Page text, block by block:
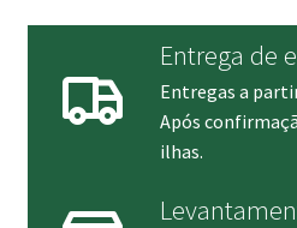
Entrega de
Entregas a
Após
ilhas.